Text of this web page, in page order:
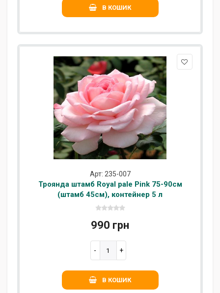
В КОШИК
Арт: 235-007
Троянда штамб Royal pale Pink 75-90см
(штамб 45см), контейнер 5 л
990 грн
В КОШИК